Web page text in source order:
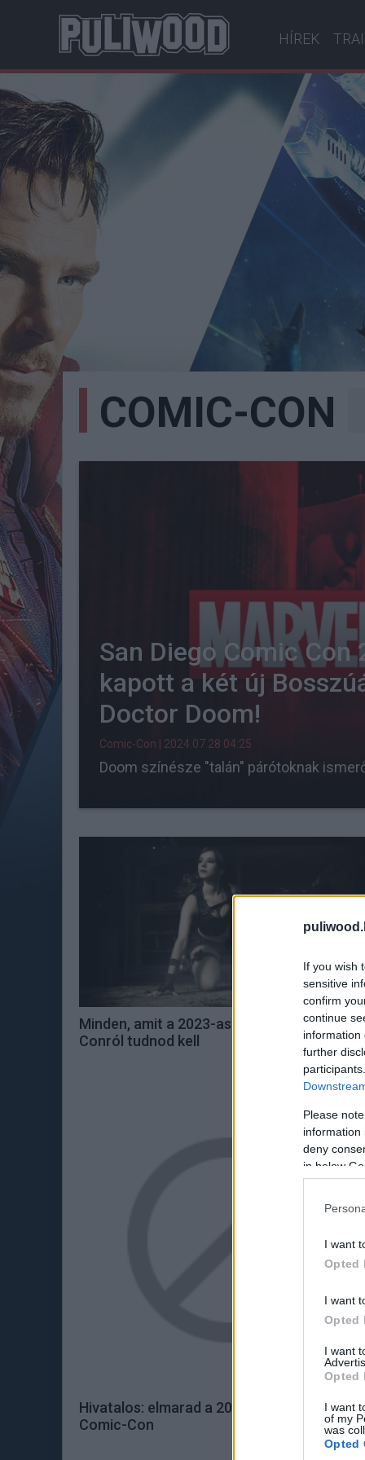
If you wish
sensitive
confirm
continue
information
further
Please
information
deny
in below
I want
Opted
I want
Opted
I want
Opted
I want
of my
was
Opted
HÍREK
COMIC-CON
San Diego Comic
kapott a két új
Doctor Doom!
Comic-Con | 2024.07.28 04:25
Doom színésze "talán" párótoknak
Minden, amit a 2023-as Budapest Comic
Conról tudnod kell
Hivatalos: elmarad a 2020-as San Diegó-i
Comic-Con